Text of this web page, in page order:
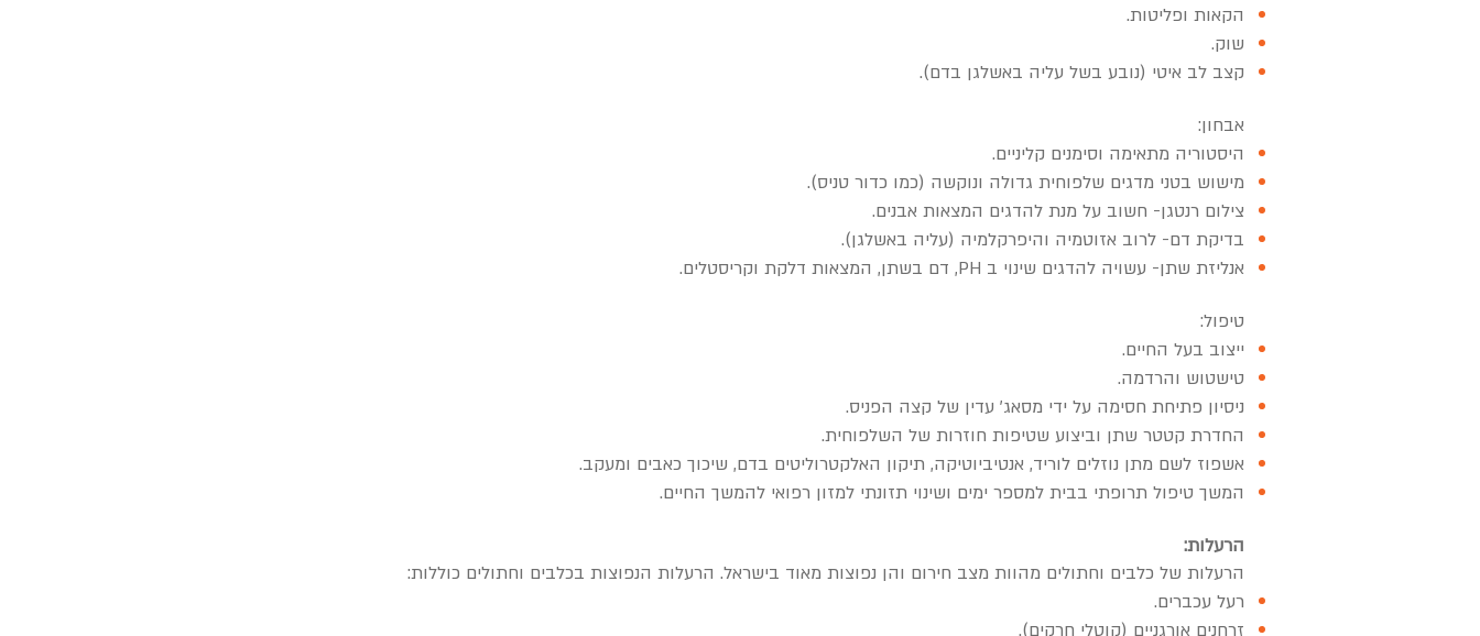
הקאות ופליטות.
שוק.
קצב לב איטי (נובע בשל עליה באשלגן בדם).
אבחון:
היסטוריה מתאימה וסימנים קליניים.
מישוש בטני מדגים שלפוחית גדולה ונוקשה (כמו כדור טניס).
צילום רנטגן- חשוב על מנת להדגים המצאות אבנים.
בדיקת דם- לרוב אזוטמיה והיפרקלמיה (עליה באשלגן).
אנליזת שתן- עשויה להדגים שינוי ב PH, דם בשתן, המצאות דלקת וקריסטלים.
טיפול:
ייצוב בעל החיים.
טישטוש והרדמה.
ניסיון פתיחת חסימה על ידי מסאג' עדין של קצה הפניס.
החדרת קטטר שתן וביצוע שטיפות חוזרות של השלפוחית.
אשפוז לשם מתן נוזלים לוריד, אנטיביוטיקה, תיקון האלקטרוליטים בדם, שיכוך כאבים ומעקב.
המשך טיפול תרופתי בבית למספר ימים ושינוי תזונתי למזון רפואי להמשך החיים.
הרעלות:
הרעלות של כלבים וחתולים מהוות מצב חירום והן נפוצות מאוד בישראל. הרעלות הנפוצות בכלבים וחתולים כוללות:
רעל עכברים.
זרחנים אורגניים (קוטלי חרקים).